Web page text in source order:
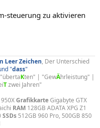
steuerung zu aktivieren
LeerZeichen, Der Unterschied
"dass"
Kten" | "GewÄhrleistung" |
Tzwei Jahren"​
GrafikkarteGigabyte GTX
RAM 128GB ADATA XPG Z1
SSDs 512GB 960 Pro, 500GB 850